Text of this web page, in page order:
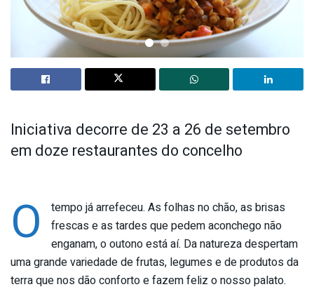
Iniciativa decorre de 23 a 26 de setembro
em doze restaurantes do concelho
O
tempo já arrefeceu. As folhas no chão, as brisas
frescas e as tardes que pedem aconchego não
enganam, o outono está aí. Da natureza despertam
uma grande variedade de frutas, legumes e de produtos da
terra que nos dão conforto e fazem feliz o nosso palato.